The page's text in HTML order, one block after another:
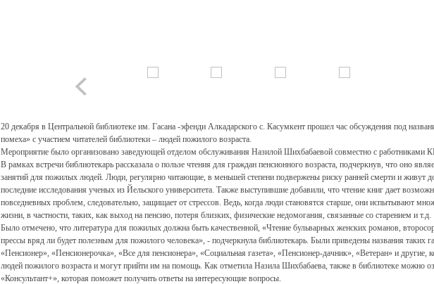
20 декабря в Центральной библиотеке им. Гасана -эфенди Алкадарского с. Касумкент прошел час обсуждения под
помеха» с участием читателей библиотеки – людей пожилого возраста.
Мероприятие было организовано заведующей отделом обслуживания Назилой Шихбабаевой совместно с
В рамках встречи библиотекарь рассказала о пользе чтения для граждан пенсионного возраста, подчеркнув, что оно
занятий для пожилых людей. Люди, регулярно читающие, в меньшей степени подвержены риску ранней смерти и живут
последние исследования ученых из Йельского университета. Также выступившие добавили, что чтение книг дает
повседневных проблем, следовательно, защищает от стрессов. Ведь, когда люди становятся старше, они испытывают
жизни, в частности, таких, как выход на пенсию, потеря близких, физические недомогания, связанные со старением и т.д.
Было отмечено, что литература для пожилых должна быть качественной, «Чтение бульварных женских романов,
прессы вряд ли будет полезным для пожилого человека», - подчеркнула библиотекарь. Были приведены названия таких
«Пенсионер», «Пенсионерочка», «Все для пенсионера», «Социальная газета», «Пенсионер-дачник», «Ветеран» и другие,
людей пожилого возраста и могут прийти им на помощь. Как отметила Назила Шихбабаева, также в библиотеке можно
«Консультант+», которая поможет получить ответы на интересующие вопросы.